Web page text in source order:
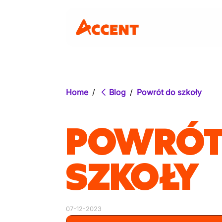
Home / Blog / Powrót do szkoły
SZKOŁY
07-12-2023